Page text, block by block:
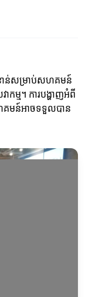
ខាន់សម្រាប់សហគមន៍
កម្ម។ ការបង្ហាញអំពី
គមន៍អាចទទួលបាន